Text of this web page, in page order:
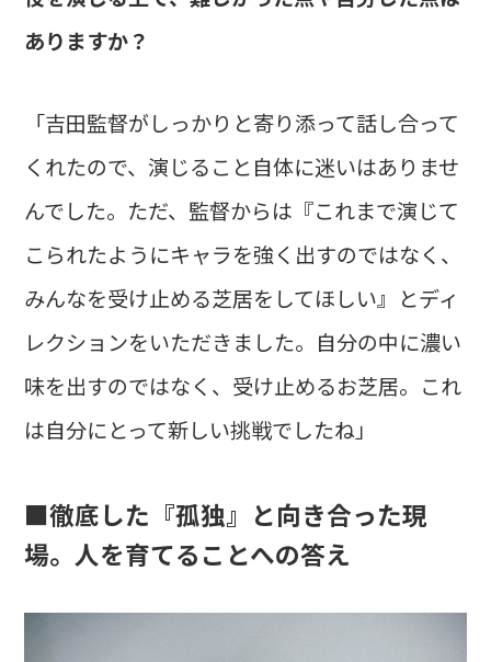
ありますか？
「吉田監督がしっかりと寄り添って話し合って
くれたので、演じること自体に迷いはありませ
んでした。ただ、監督からは『これまで演じて
こられたようにキャラを強く出すのではなく、
みんなを受け止める芝居をしてほしい』とディ
レクションをいただきました。自分の中に濃い
味を出すのではなく、受け止めるお芝居。これ
は自分にとって新しい挑戦でしたね」
■徹底した『孤独』と向き合った現
場。人を育てることへの答え